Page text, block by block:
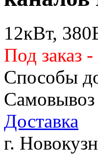
12кВт,
Под заказ
Способы
Самовывоз
Доставка
г.